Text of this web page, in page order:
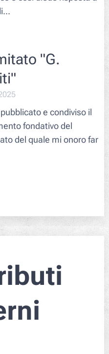
"G.
e condiviso il
fondativo del
del quale mi onoro far